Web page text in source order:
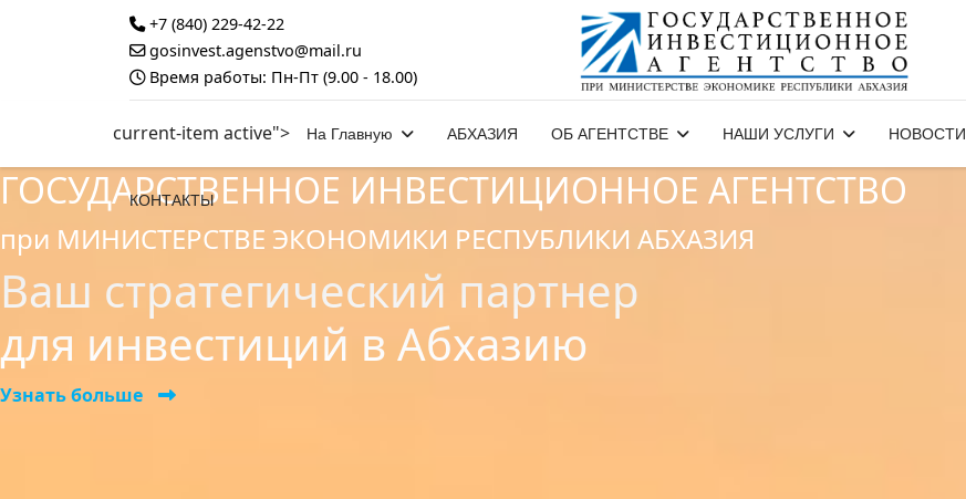
+7 (840) 229-42-22
gosinvest.agenstvo@mail.ru
Время работы: Пн-Пт (9.00 - 18.00)
current-item active"> На Главную АБХАЗИЯ ОБ АГЕНТСТВЕ НАШИ УСЛУГИ НОВОСТИ
КОНТАКТЫ
ГОСУДАРСТВЕННОЕ ИНВЕСТИЦИОННОЕ АГЕНТСТВО
при МИНИСТЕРСТВЕ ЭКОНОМИКИ РЕСПУБЛИКИ АБХАЗИЯ
Ваш стратегический партнер
для инвестиций в Абхазию
Узнать больше